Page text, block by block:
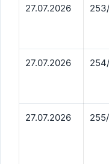
27.07.2026
27.07.2026
27.07.2026 255/